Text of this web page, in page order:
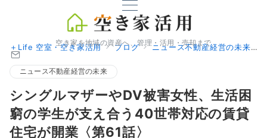
空き家を地域の資産へ、管理・活用・売却まで
＋Life 空室・空き家活用 ブログ ニュース不動産経営の未来
ニュース不動産経営の未来
シングルマザーやDV被害女性、生活困
窮の学生が支え合う40世帯対応の賃貸
住宅が開業〈第61話〉